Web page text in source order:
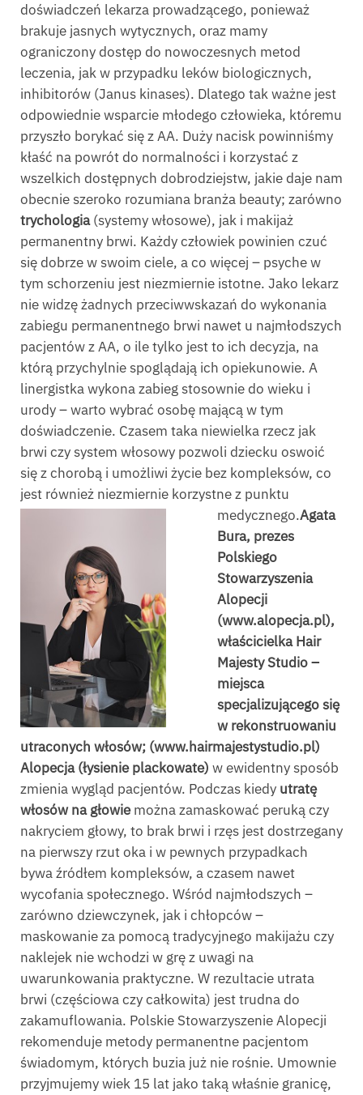
doświadczeń lekarza prowadzącego, ponieważ
brakuje jasnych wytycznych, oraz mamy
ograniczony dostęp do nowoczesnych metod
leczenia, jak w przypadku leków biologicznych,
inhibitorów (Janus kinases). Dlatego tak ważne jest
odpowiednie wsparcie młodego człowieka, któremu
przyszło borykać się z AA. Duży nacisk powinniśmy
kłaść na powrót do normalności i korzystać z
wszelkich dostępnych dobrodziejstw, jakie daje nam
obecnie szeroko rozumiana branża beauty; zarówno
trychologia(systemy włosowe), jak i makijaż
permanentny brwi. Każdy człowiek powinien czuć
się dobrze w swoim ciele, a co więcej – psyche w
tym schorzeniu jest niezmiernie istotne. Jako lekarz
nie widzę żadnych przeciwwskazań do wykonania
zabiegu permanentnego brwi nawet u najmłodszych
pacjentów z AA, o ile tylko jest to ich decyzja, na
którą przychylnie spoglądają ich opiekunowie. A
linergistka wykona zabieg stosownie do wieku i
urody – warto wybrać osobę mającą w tym
doświadczenie. Czasem taka niewielka rzecz jak
brwi czy system włosowy pozwoli dziecku oswoić
się z chorobą i umożliwi życie bez kompleksów, co
jest również niezmiernie korzystne z punktu
medycznego.Agata
Bura, prezes
Polskiego
Stowarzyszenia
Alopecji
(www.alopecja.pl),
właścicielka Hair
Majesty Studio –
miejsca
specjalizującego się
w rekonstruowaniu
utraconych włosów; (www.hairmajestystudio.pl)
Alopecja (łysienie plackowate) w ewidentny sposób
zmienia wygląd pacjentów. Podczas kiedy utratę
włosów na głowiemożna zamaskować peruką czy
nakryciem głowy, to brak brwi i rzęs jest dostrzegany
na pierwszy rzut oka i w pewnych przypadkach
bywa źródłem kompleksów, a czasem nawet
wycofania społecznego. Wśród najmłodszych –
zarówno dziewczynek, jak i chłopców –
maskowanie za pomocą tradycyjnego makijażu czy
naklejek nie wchodzi w grę z uwagi na
uwarunkowania praktyczne. W rezultacie utrata
brwi (częściowa czy całkowita) jest trudna do
zakamuflowania. Polskie Stowarzyszenie Alopecji
rekomenduje metody permanentne pacjentom
świadomym, których buzia już nie rośnie. Umownie
przyjmujemy wiek 15 lat jako taką właśnie granicę,